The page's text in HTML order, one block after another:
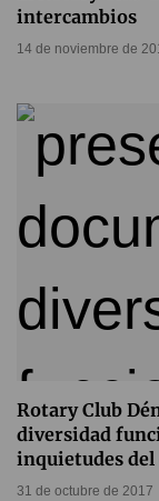
intercambios
14 de noviembre de
Rotary Club
diversidad
inquietudes
31 de octubre de 2017